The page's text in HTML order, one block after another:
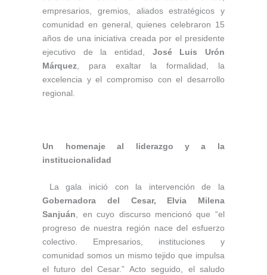
empresarios, gremios, aliados estratégicos y
comunidad en general, quienes celebraron 15
años de una iniciativa creada por el presidente
ejecutivo de la entidad, José Luis Urón
Márquez, para exaltar la formalidad, la
excelencia y el compromiso con el desarrollo
regional.
Un homenaje al liderazgo y a la
institucionalidad
La gala inició con la intervención de la
Gobernadora del Cesar, Elvia Milena
Sanjuán , en cuyo discurso mencionó que “el
progreso de nuestra región nace del esfuerzo
colectivo. Empresarios, instituciones y
comunidad somos un mismo tejido que impulsa
el futuro del Cesar.” Acto seguido, el saludo